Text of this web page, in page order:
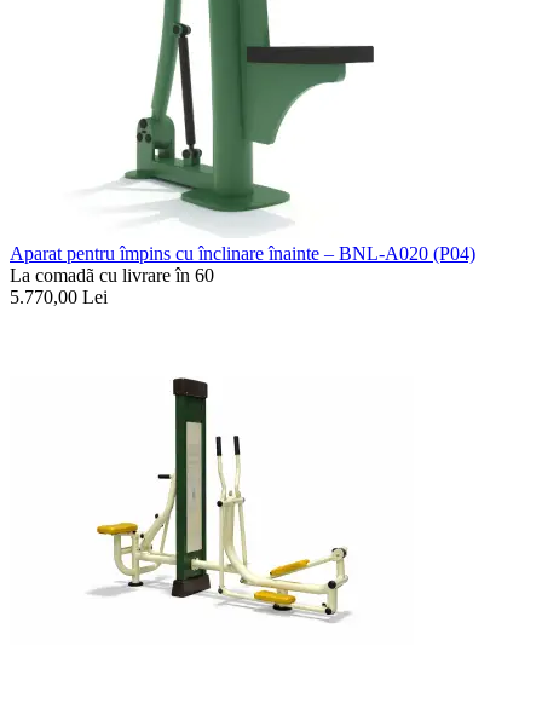
Aparat pentru împins cu înclinare înainte – BNL-A020 (P04)
La comadã cu livrare în 60
5.770,00 Lei